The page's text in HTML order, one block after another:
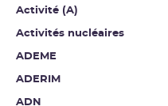
Activité (A)
Activités nucléaires
ADEME
ADERIM
ADN